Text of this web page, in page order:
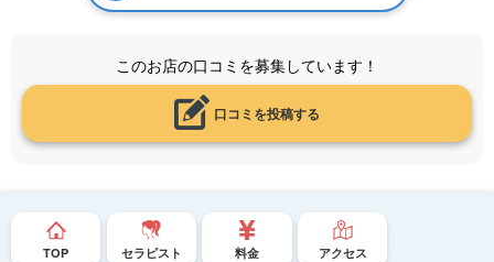
このお店の口コミを募集しています！
口コミを投稿する
TOP セラピスト 料金 アクセス